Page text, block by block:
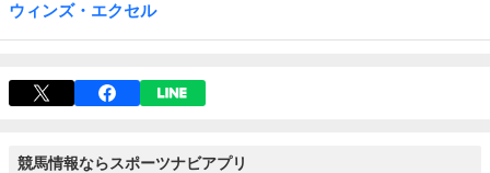
ウィンズ・エクセル
競馬情報ならスポーツナビアプリ